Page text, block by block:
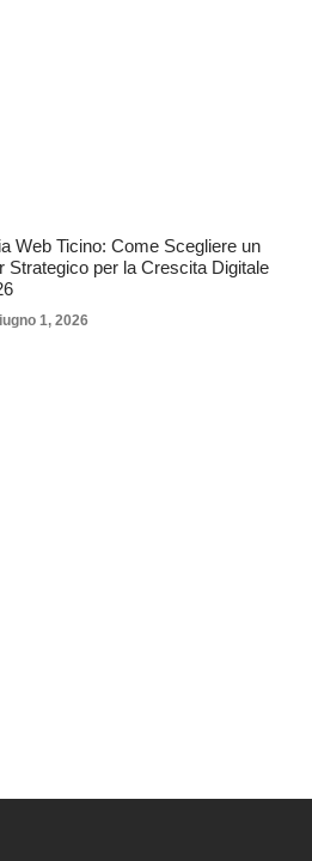
Web Ticino: Come Scegliere un
Strategico per la Crescita Digitale
1, 2026